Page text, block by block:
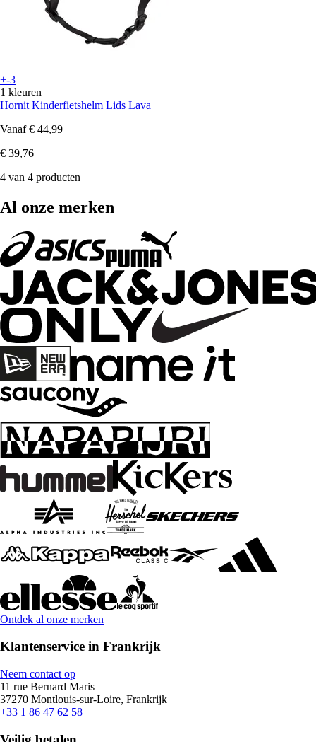
+-3
1 kleuren
Hornit Kinderfietshelm Lids Lava
Vanaf € 44,99
€ 39,76
4 van 4 producten
Al onze merken
Ontdek al onze merken
Klantenservice in Frankrijk
Neem contact op
11 rue Bernard Maris
37270 Montlouis-sur-Loire, Frankrijk
+33 1 86 47 62 58